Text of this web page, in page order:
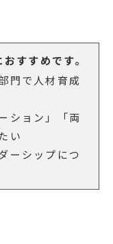
すすめです。
門で人材育成
ション」「両
い
ーシップにつ